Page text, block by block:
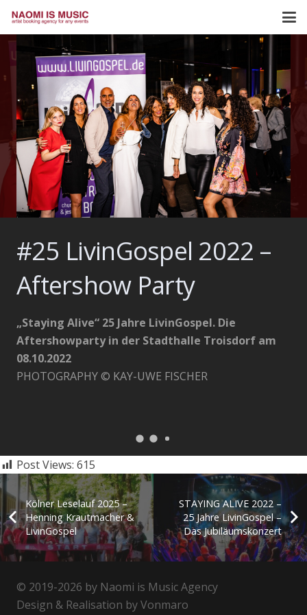
#25 LivinGospel 2022 –
Aftershow Party
„Staying Alive“ 25 Jahre LivinGospel. Die
Aftershowparty in der Stadthalle Troisdorf am
08.10.2022
PHOTOGRAPHY © KAY-UWE FISCHER
Post Views: 615
Kölner Leselauf 2025 –
Henning Krautmacher &
LivinGospel
STAYING ALIVE 2022 –
25 Jahre LivinGospel –
Das Jubiläumskonzert
© 2019-2026 by Naomi is Music Agency
Design & Realisation by Vonmaro